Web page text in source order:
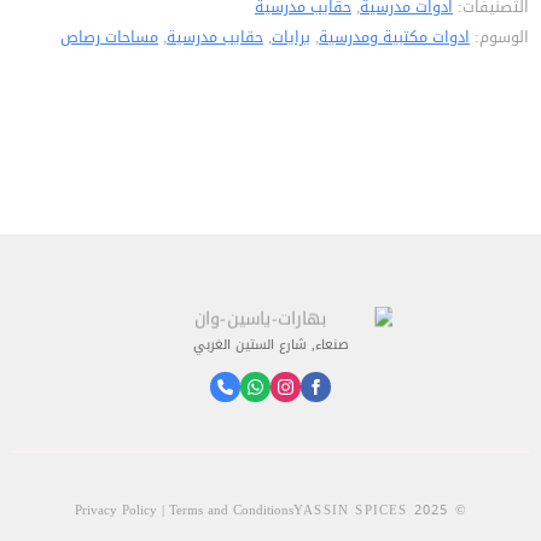
757
التصنيفات: ادوات مدرسية, حقايب مدرسية
الوسوم: ادوات مكتبية ومدرسية, برايات, حقايب مدرسية, مساحات رصاص
صنعاء, شارع الستين الغربي
© 2025 YASSIN SPICES
Privacy Policy | Terms and Conditions